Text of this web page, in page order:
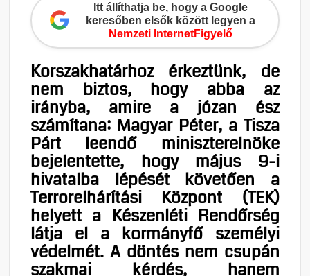
Itt állíthatja be, hogy a Google
keresőben elsők között legyen a
Nemzeti InternetFigyelő
Korszakhatárhoz érkeztünk, de
nem biztos, hogy abba az
irányba, amire a józan ész
számítana: Magyar Péter, a Tisza
Párt leendő miniszterelnöke
bejelentette, hogy május 9-i
hivatalba lépését követően a
Terrorelhárítási Központ (TEK)
helyett a Készenléti Rendőrség
látja el a kormányfő személyi
védelmét. A döntés nem csupán
szakmai kérdés, hanem